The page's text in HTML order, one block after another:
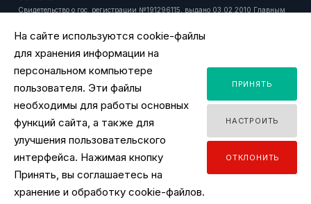
Свидетельство о гос. регистрации №191296115, выдано 03.02.2010 Главным
Регистрационный номер в торговом реестре: 429916 от 24.10.2018г.
пом. 1106.
Время работы офиса - ПН-ПТ 9:00 - 18:00.
Время работы интернет-магазина - ПН-ПТ 09:00 - 18:00
Уполномоченный продавцом на рассмотрение обращений покупателей:
заместитель директора по розничной торговле, тел. +375 44 518 45 53, email:
y.ignatovich@tdsv.by
органов по месту государственной регистрации ЗАО "ТД "ШагоВита",
уполномоченных рассматривать обращения покупателей: Минский городской
исполнительный комитет, главное управление торговли и услуг: +375 17
На сайте используются cookie-файлы
для хранения информации на
персональном компьютере
пользователя. Эти файлы
необходимы для работы основных
функций сайта, а также для
улучшения пользовательского
интерфейса. Нажимая кнопку
Принять, вы соглашаетесь на
хранение и обработку cookie-файлов.
ПРИНЯТЬ
НАСТРОИТЬ
ОТКЛОНИТЬ